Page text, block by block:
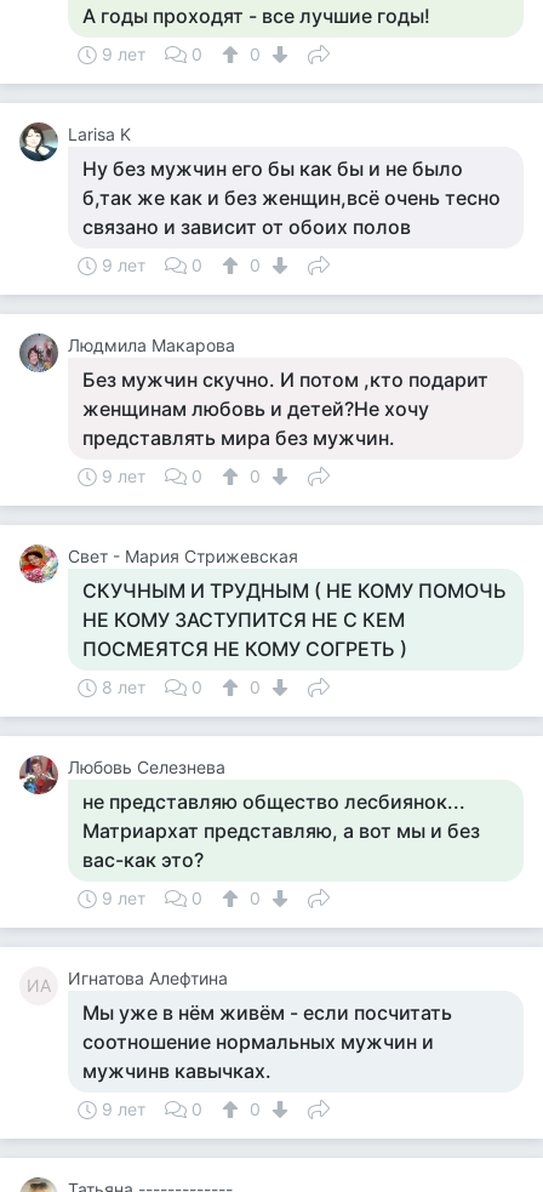
А годы проходят - все лучшие годы!
9 лет 0 0
Larisa K
Ну без мужчин его бы как бы и не было
б,так же как и без женщин,всё очень тесно
связано и зависит от обоих полов
9 лет 0 0
Людмила Макарова
Без мужчин скучно. И потом ,кто подарит
женщинам любовь и детей?Не хочу
представлять мира без мужчин.
9 лет 0 0
Свет - Мария Стрижевская
СКУЧНЫМ И ТРУДНЫМ ( НЕ КОМУ ПОМОЧЬ
НЕ КОМУ ЗАСТУПИТСЯ НЕ С КЕМ
ПОСМЕЯТСЯ НЕ КОМУ СОГРЕТЬ )
8 лет 0 0
Любовь Селезнева
не представляю общество лесбиянок...
Матриархат представляю, а вот мы и без
вас-как это?
9 лет 0 0
ИА Игнатова Алефтина
Мы уже в нём живём - если посчитать
соотношение нормальных мужчин и
мужчинв кавычках.
9 лет 0 0